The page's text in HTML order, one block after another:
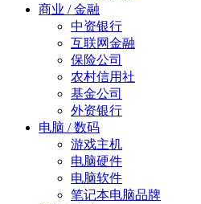
商业 / 金融
中资银行
互联网金融
保险公司
农村信用社
基金公司
外资银行
电脑 / 数码
游戏主机
电脑硬件
电脑软件
笔记本电脑品牌